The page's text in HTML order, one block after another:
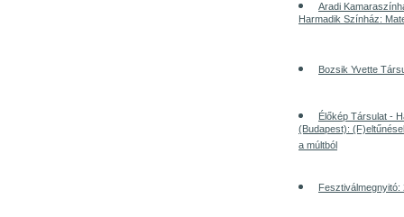
Aradi
Harmadik Színház:
Bozsik Yvette
Élőkép Társulat -
(Budapest):
a múltból
Fesztiválmegnyitó: